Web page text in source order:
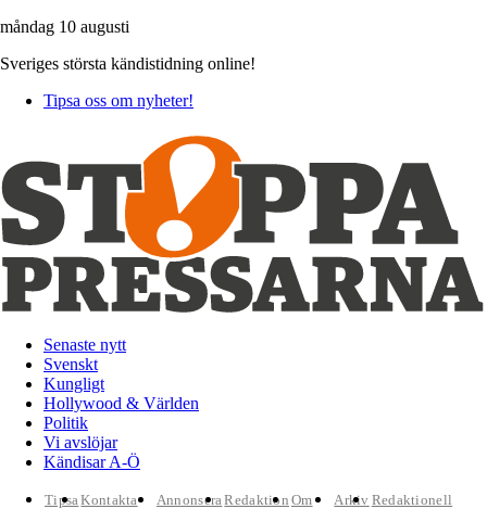
måndag 10 augusti
Sveriges största kändistidning online!
Tipsa oss om nyheter!
Senaste nytt
Svenskt
Kungligt
Hollywood & Världen
Politik
Vi avslöjar
Kändisar A-Ö
TipsaKontakta
AnnonseraRedaktion Om
Arkiv Redaktionell